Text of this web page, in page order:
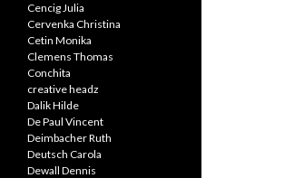
Cencig Julia
Cervenka Christina
Cetin Monika
Clemens Thomas
Conchita
creative headz
Dalik Hilde
De Paul Vincent
Deimbacher Ruth
Deutsch Carola
Dewall Dennis